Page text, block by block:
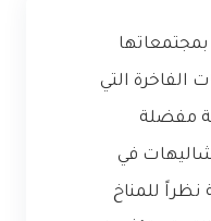
الفاخرة التي
مفضلة
في
للمناخ